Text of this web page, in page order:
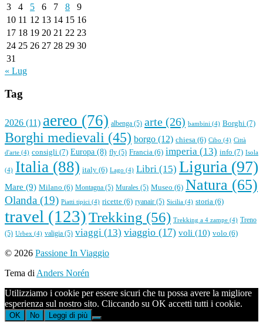
3
4 5 6 7 8
9
10 11 12 13 14 15 16
17 18 19 20 21 22 23
24 25 26 27 28 29 30
31
« Lug
Tag
2026 (11) aereo (76) albenga (5) arte (26) bambini (4) Borghi (7)
Borghi medievali (45) borgo (12) chiesa (6) Cibo (4) Città
d'arte (4) consigli (7) Europa (8) fly (5) Francia (6) imperia (13) info (7) Isola
(4) Italia (88) italy (6) Lago (4) Libri (15) Liguria (97)
Mare (9) Milano (6) Montagna (5) Murales (5) Museo (6) Natura (65)
Olanda (19) Piatti tipici (4) ricette (6) ryanair (5) Sicilia (4) storia (6)
travel (123)Trekking (56) Trekking a 4 zampe (4) Treno
(5) Urbex (4) valigia (5) viaggi (13) viaggio (17) voli (10) volo (6)
All'inizio
© 2026 Passione In Viaggio
Tema di Anders Norén
Utilizziamo i cookie per essere sicuri che tu possa avere la migliore
esperienza sul nostro sito. Cliccando su OK accetti tutti i cookie.
OK No Leggi di più